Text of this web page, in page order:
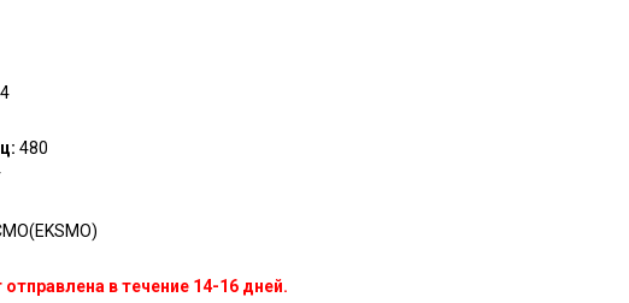
480
отправлена в течение 14-16 дней.